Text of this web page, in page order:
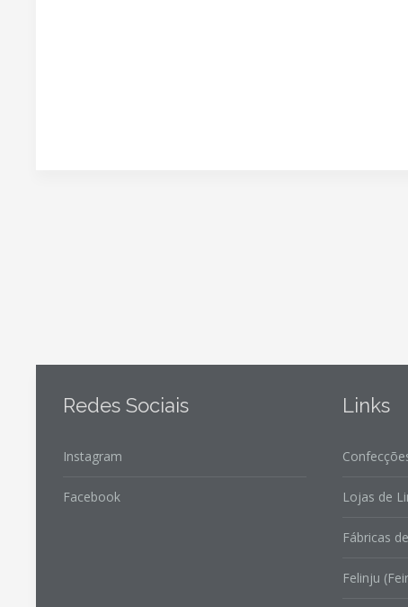
Redes Sociais
Instagram
Facebook
Links
Lojas de
Fábricas
Felinju